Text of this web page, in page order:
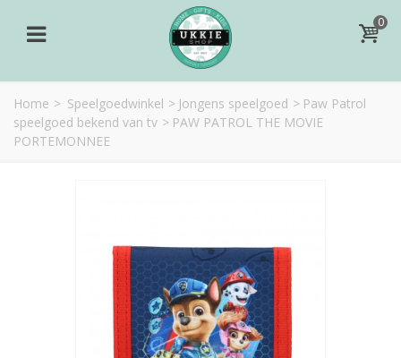
0
Home > Speelgoedwinkel > Jongens speelgoed > Paw Patrol
speelgoed bekend van tv > PAW PATROL THE MOVIE
PORTEMONNEE